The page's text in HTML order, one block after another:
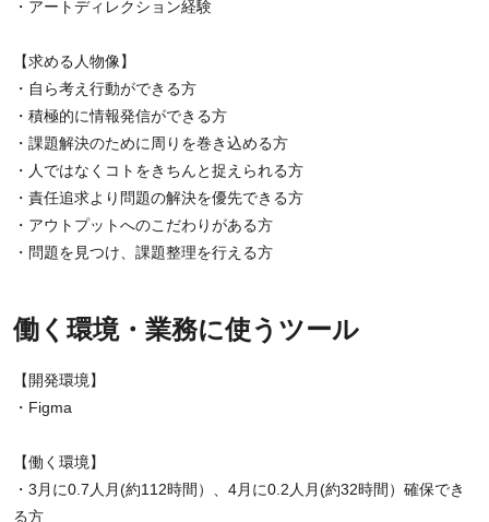
・アートディレクション経験
【求める人物像】
・自ら考え行動ができる方
・積極的に情報発信ができる方
・課題解決のために周りを巻き込める方
・人ではなくコトをきちんと捉えられる方
・責任追求より問題の解決を優先できる方
・アウトプットへのこだわりがある方
・問題を見つけ、課題整理を行える方
働く環境・業務に使うツール
【開発環境】
・Figma
【働く環境】
・3月に0.7人月(約112時間）、4月に0.2人月(約32時間）確保でき
る方